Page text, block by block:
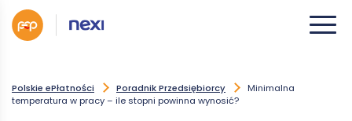
Polskie ePłatności Poradnik Przedsiębiorcy
Minimalna
temperatura w pracy – ile stopni powinna wynosić?